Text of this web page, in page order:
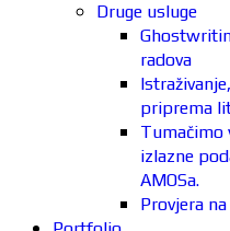
Druge usluge
radova
priprema
Tumačimo
izlazne
AMOSa.
Provjera